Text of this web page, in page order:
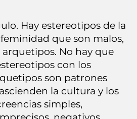
Hay estereotipos de la
que son malos,
No hay que
con los
son patrones
la cultura y los
simples,